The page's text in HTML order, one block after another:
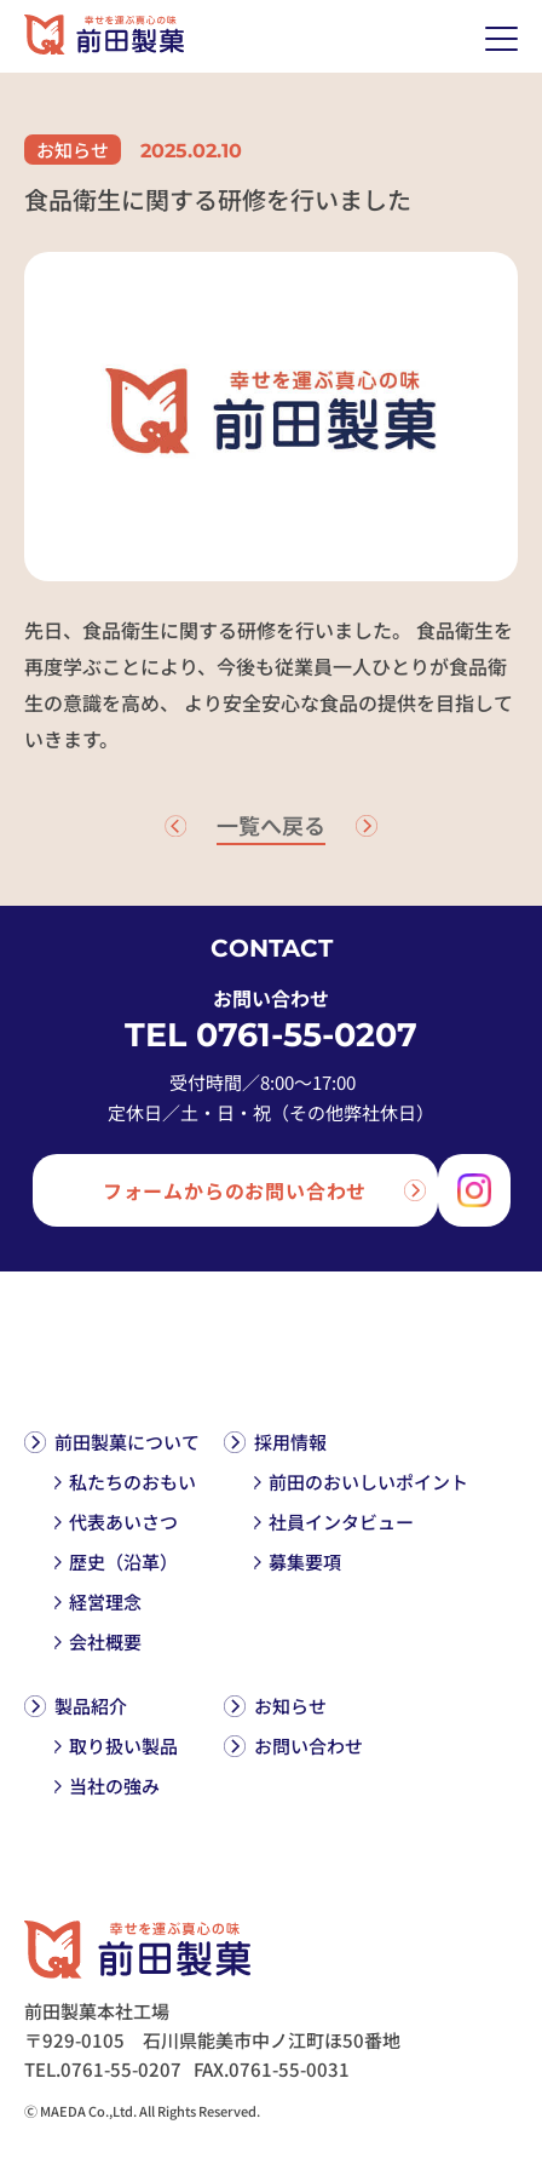
ABOUT US
前田製菓について
私たちのおもい
PRODUCTS
製品紹介
取り扱い製品
当社の強み
NEWS お知らせ
お知らせ 2025.02.10
食品衛生に関する研修を行いました
先日、食品衛生に関する研修を行いました。 食品衛生を
再度学ぶことにより、今後も従業員一人ひとりが食品衛
生の意識を高め、 より安全安心な食品の提供を目指して
いきます。
一覧へ戻る
CONTACT
お問い合わせ
TEL 0761-55-0207
受付時間／8:00〜17:00
定休日／土・日・祝（その他弊社休日）
フォームからのお問い合わせ
前田製菓本社工場
〒929-0105 石川県能美市中ノ江町ほ50番地
TEL.0761-55-0207 FAX.0761-55-0031
Ⓒ MAEDA Co.,Ltd. All Rights Reserved.
前田製菓について
私たちのおもい
代表あいさつ
歴史（沿革）
経営理念
会社概要
製品紹介
取り扱い製品
当社の強み
採用情報
前田のおいしいポイント
社員インタビュー
募集要項
お知らせ
お問い合わせ